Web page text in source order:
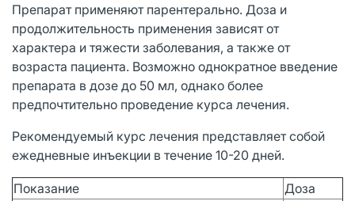
Препарат применяют парентерально. Доза и
продолжительность применения зависят от
характера и тяжести заболевания, а также от
возраста пациента. Возможно однократное введение
препарата в дозе до 50 мл, однако более
предпочтительно проведение курса лечения.
Рекомендуемый курс лечения представляет собой
ежедневные инъекции в течение 10-20 дней.
Показание
Доза